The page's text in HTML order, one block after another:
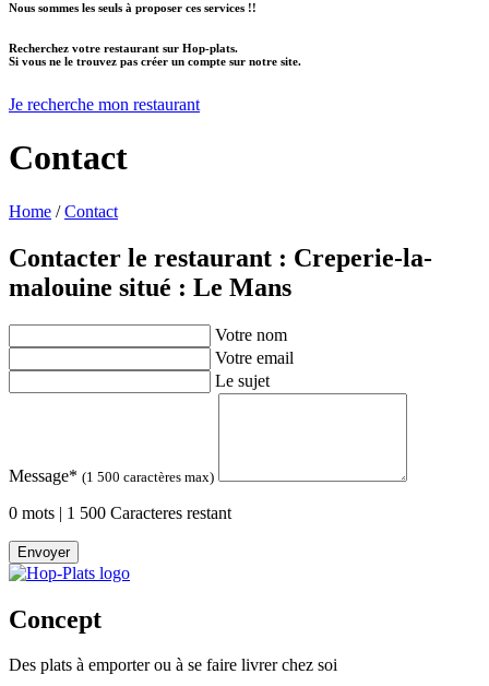
Nous sommes les seuls à proposer ces services !!
Recherchez votre restaurant sur Hop-plats.
Si vous ne le trouvez pas créer un compte sur notre site.
Je recherche mon restaurant
Contact
Home /Contact
Contacter le restaurant : Creperie-la-
malouine situé : Le Mans
Votre nom
Votre email
Le sujet
Message* (1 500 caractères max)
0 mots | 1 500 Caracteres restant
Envoyer
Concept
Des plats à emporter ou à se faire livrer chez soi